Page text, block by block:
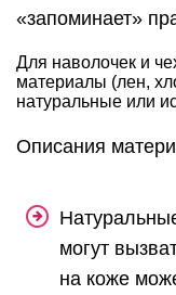
«запоминает»
Для наволочек и
материалы (лен,
натуральные или
Описания
могут
на коже